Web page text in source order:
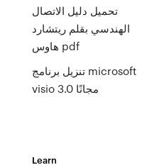
تحميل دليل الاتصال
الهندسي بقلم ريتشارد
هاوس pdf
تنزيل برنامج microsoft
visio 3.0 مجانًا
Learn